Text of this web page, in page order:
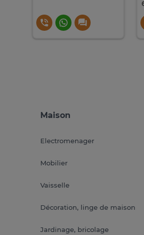
Maison
Electromenager
Mobilier
Vaisselle
Décoration, linge de maison
Jardinage, bricolage